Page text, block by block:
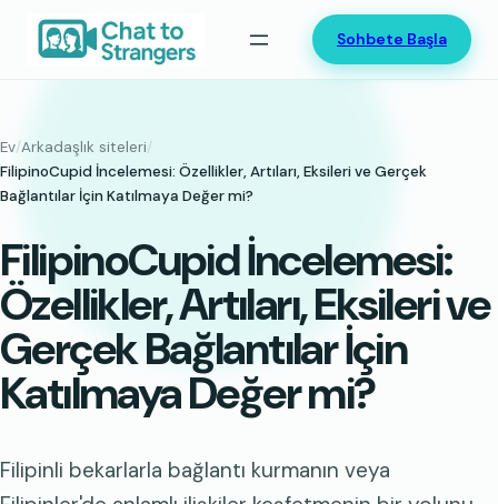
İçeriğe
Sohbete Başla
Ev/Arkadaşlık siteleri/
FilipinoCupid İncelemesi: Özellikler, Artıları, Eksileri ve Gerçek
Bağlantılar İçin Katılmaya Değer mi?
FilipinoCupid İncelemesi:
Özellikler, Artıları, Eksileri ve
Gerçek Bağlantılar İçin
Katılmaya Değer mi?
Filipinli bekarlarla bağlantı kurmanın veya